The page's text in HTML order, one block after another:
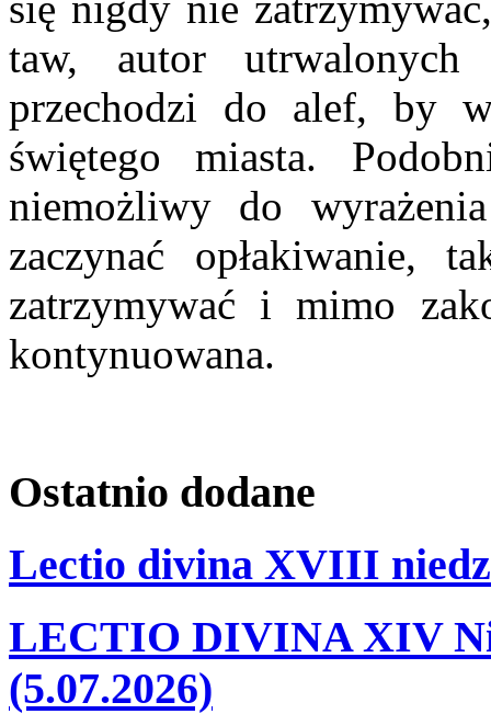
taw, autor
przechodzi do alef, by
świętego miasta.
niemożliwy do
zaczynać opłakiwanie,
zatrzymywać i mimo
kontynuowana.
Ostatnio dodane
Lectio divina XVIII
LECTIO DIVINA XIV
(5.07.2026)